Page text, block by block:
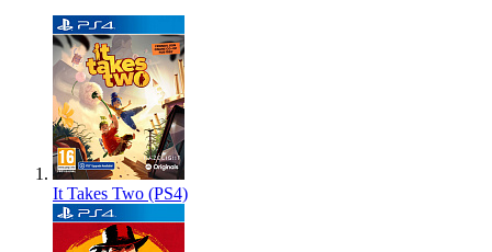
It Takes Two (PS4)